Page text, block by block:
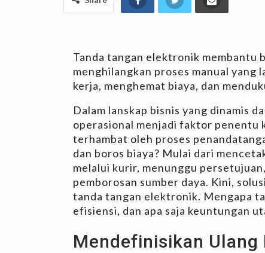
Tanda tangan elektronik membantu
menghilangkan proses manual yang
kerja, menghemat biaya, dan
Dalam lanskap bisnis yang dinamis
operasional menjadi faktor penentu
terhambat oleh proses
dan boros biaya? Mulai dari
melalui kurir, menunggu
pemborosan sumber daya. Kini,
tanda tangan elektronik. Mengapa
efisiensi, dan apa saja keuntungan
Mendefinisikan Ulang